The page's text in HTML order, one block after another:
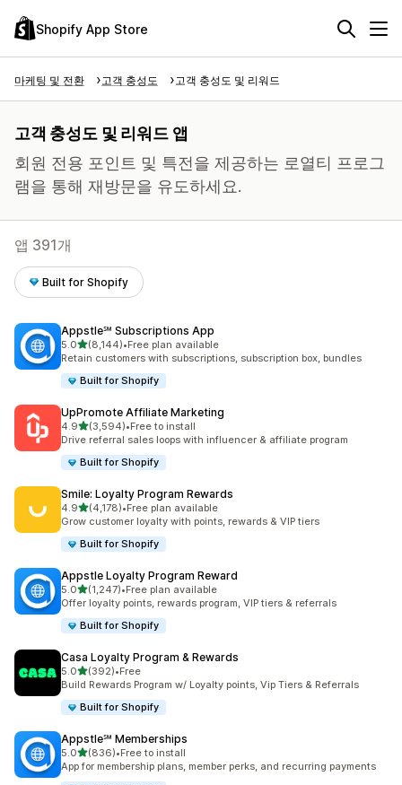
Shopify App Store
마케팅 및 전환 고객 충성도 고객 충성도 및 리워드
고객 충성도 및 리워드 앱
회원 전용 포인트 및 특전을 제공하는 로열티 프로그
램을 통해 재방문을 유도하세요.
앱 391개
Built for Shopify
Appstle℠ Subscriptions App
5.0별 5개 중
(8,144)
총 리뷰 8144개
•Free plan available
Retain customers with subscriptions, subscription box, bundles
Built for Shopify
UpPromote Affiliate Marketing
4.9별 5개 중
(3,594)
총 리뷰 3594개
•Free to install
Drive referral sales loops with influencer & affiliate program
Built for Shopify
Smile: Loyalty Program Rewards
4.9별 5개 중
(4,178)
총 리뷰 4178개
•Free plan available
Grow customer loyalty with points, rewards & VIP tiers
Built for Shopify
Appstle Loyalty Program Reward
5.0별 5개 중
(1,247)
총 리뷰 1247개
•Free plan available
Offer loyalty points, rewards program, VIP tiers & referrals
Built for Shopify
Casa Loyalty Program & Rewards
5.0별 5개 중
(392)
총 리뷰 392개
•Free
Build Rewards Program w/ Loyalty points, Vip Tiers & Referrals
Built for Shopify
Appstle℠ Memberships
5.0별 5개 중
(836)
총 리뷰 836개
•Free to install
App for membership plans, member perks, and recurring payments